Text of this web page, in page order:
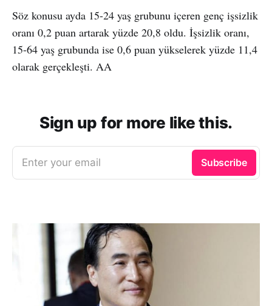
Söz konusu ayda 15-24 yaş grubunu içeren genç işsizlik
oranı 0,2 puan artarak yüzde 20,8 oldu. İşsizlik oranı,
15-64 yaş grubunda ise 0,6 puan yükselerek yüzde 11,4
olarak gerçekleşti. AA
Sign up for more like this.
Enter your email Subscribe